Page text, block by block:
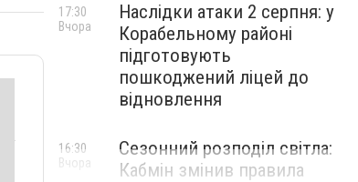
Наслідки атаки 2 серпня: у
Корабельному районі
підготовують
пошкоджений ліцей до
відновлення
17:30
Вчора
Сезонний розподіл світла:
Кабмін змінив правила
16:30
Вчора